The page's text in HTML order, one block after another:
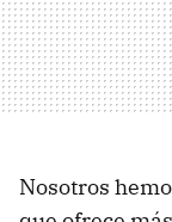
Nosotros